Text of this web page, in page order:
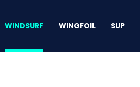
WINDSURF WINGFOIL SUP